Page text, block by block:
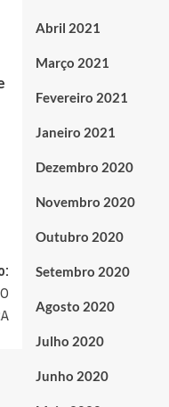
Abril 2021
Março 2021
Fevereiro 2021
Janeiro 2021
Dezembro 2020
Novembro 2020
Outubro 2020
Setembro 2020
Agosto 2020
Julho 2020
Junho 2020